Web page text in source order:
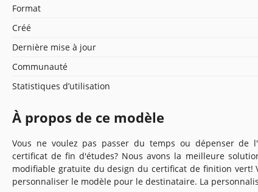
Format
Créé
Dernière mise à jour
Communauté
Statistiques d’utilisation
À propos de ce modèle
Vous ne voulez pas passer du temps ou dépenser
certificat de fin d'études? Nous avons la meilleure
modifiable gratuite du design du certificat de finition vert!
personnaliser le modèle pour le destinataire. La